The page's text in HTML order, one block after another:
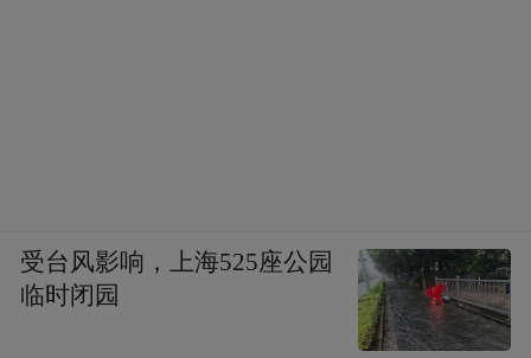
受台风影响，上海525座公园
临时闭园